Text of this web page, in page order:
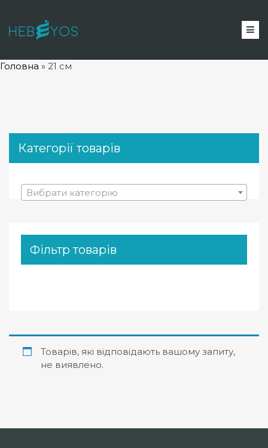
Головна » 21 см
Категорії товарів
Вибрати категорію
Фільтр товарів
Товарів, які відповідають вашому запиту,
не виявлено.